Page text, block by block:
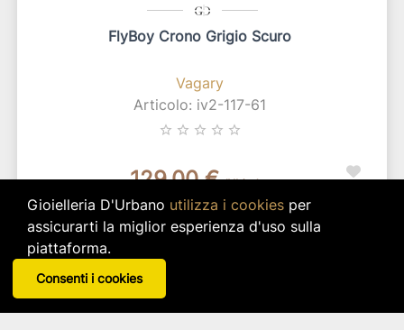
FlyBoy Crono Grigio Scuro
Vagary
Articolo: iv2-117-61
star_border star_border star_border star_border star_border
129,00 €IVA inclusa
Disponibilità immediata per 1 pz.
Gioielleria D'Urbano utilizza i cookiesper
assicurarti la miglior esperienza d'uso sulla
piattaforma.
Consenti i cookies